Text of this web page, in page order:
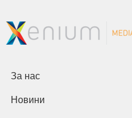
За нас
Новини